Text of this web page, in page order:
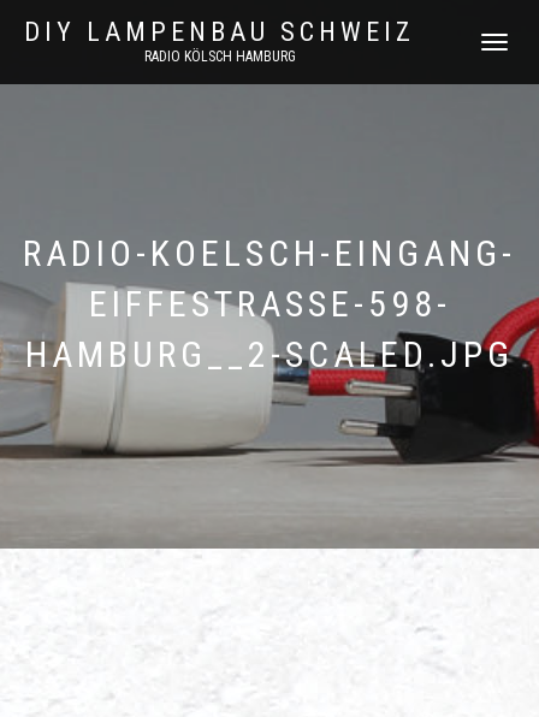
DIY LAMPENBAU SCHWEIZ
RADIO KÖLSCH HAMBURG
RADIO-KOELSCH-EINGANG-
EIFFESTRASSE-598-
HAMBURG__2-SCALED.JPG